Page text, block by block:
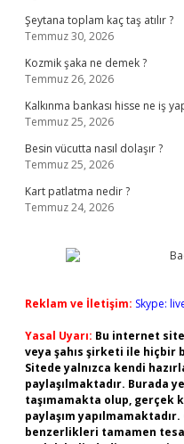
Şeytana toplam kaç taş atılır ?
Temmuz 30, 2026
Kozmik şaka ne demek ?
Temmuz 26, 2026
Kalkınma bankası hisse ne iş
Temmuz 25, 2026
Besin vücutta nasıl dolaşır ?
Temmuz 25, 2026
Kart patlatma nedir ?
Temmuz 24, 2026
Reklam ve İletişim: Skype:
Yasal Uyarı: Bu internet
veya şahıs şirketi ile hiçbir
Sitede yalnızca kendi
paylaşılmaktadır. Burada
taşımamakta olup, gerçek
paylaşım
benzerlikleri tamamen